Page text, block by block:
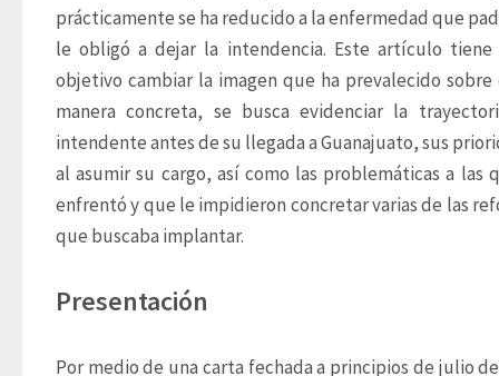
prácticamente se ha reducido a la enfermedad que
le obligó a dejar la intendencia. Este artículo tiene
objetivo cambiar la imagen que ha prevalecido sobre
manera concreta, se busca evidenciar la
intendente antes de su llegada a Guanajuato, sus
al asumir su cargo, así como las problemáticas a las
enfrentó y que le impidieron concretar varias de las
que buscaba implantar.
Presentación
Por medio de una carta fechada a principios de julio